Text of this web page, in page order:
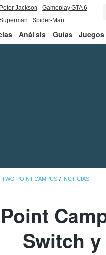
Peter Jackson
Gameplay GTA 6
Superman
Spider-Man
Análisis Guías Juegos
TWO POINT CAMPUS NOTICIAS
Switch y